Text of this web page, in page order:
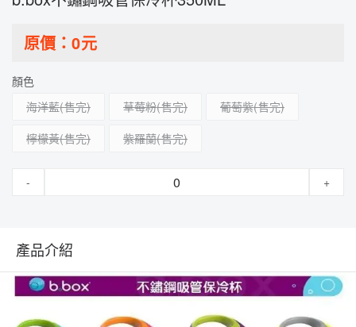
原價：0元
顏色
海洋藍
草莓粉
葡萄紫
檸檬黃
紫羅蘭
- +
產品介紹